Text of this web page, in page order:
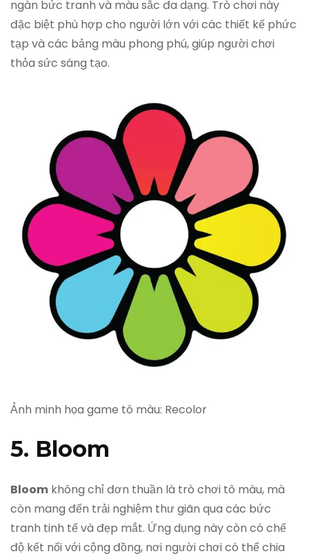
ngàn bức tranh và màu sắc đa dạng. Trò chơi này
đặc biệt phù hợp cho người lớn với các thiết kế phức
tạp và các bảng màu phong phú, giúp người chơi
thỏa sức sáng tạo.
Ảnh minh họa game tô màu: Recolor
5. Bloom
Bloom không chỉ đơn thuần là trò chơi tô màu, mà
còn mang đến trải nghiệm thư giãn qua các bức
tranh tinh tế và đẹp mắt. Ứng dụng này còn có chế
độ kết nối với cộng đồng, nơi người chơi có thể chia